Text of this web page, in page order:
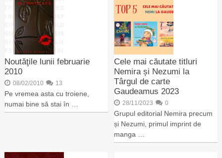
Noutăţile lunii februarie
2010
08/02/2010 13
Pe vremea asta cu troiene,
numai bine să stai în …
Cele mai căutate titluri
Nemira și Nezumi la
Târgul de carte
Gaudeamus 2023
28/11/2023 0
Grupul editorial Nemira precum
și Nezumi, primul imprint de
manga …